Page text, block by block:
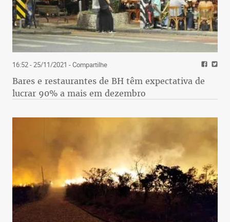
16:52 - 25/11/2021 - Compartilhe
Bares e restaurantes de BH têm expectativa de
lucrar 90% a mais em dezembro